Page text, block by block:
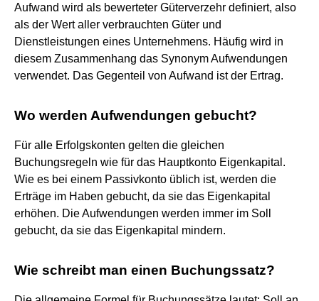
Aufwand wird als bewerteter Güterverzehr definiert, also
als der Wert aller verbrauchten Güter und
Dienstleistungen eines Unternehmens. Häufig wird in
diesem Zusammenhang das Synonym Aufwendungen
verwendet. Das Gegenteil von Aufwand ist der Ertrag.
Wo werden Aufwendungen gebucht?
Für alle Erfolgskonten gelten die gleichen
Buchungsregeln wie für das Hauptkonto Eigenkapital.
Wie es bei einem Passivkonto üblich ist, werden die
Erträge im Haben gebucht, da sie das Eigenkapital
erhöhen. Die Aufwendungen werden immer im Soll
gebucht, da sie das Eigenkapital mindern.
Wie schreibt man einen Buchungssatz?